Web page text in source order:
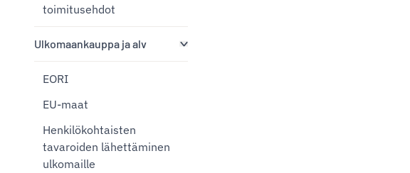
toimitusehdot
Ulkomaankauppa ja alv
EORI
EU-maat
Henkilökohtaisten
tavaroiden lähettäminen
ulkomaille